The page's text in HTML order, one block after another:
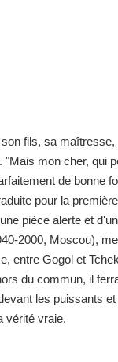
fils, sa
"Mais mon cher, qui
de bonne
pour la
pièce alerte et
2000, Moscou),
entre Gogol et
du commun, il
les puissants
vérité vraie.